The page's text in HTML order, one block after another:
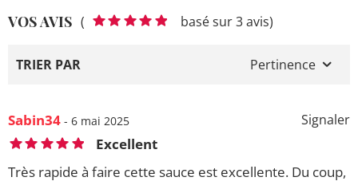
VOS AVIS ( basé sur 3 avis)
TRIER PAR Pertinence
Signaler
Sabin34 - 6 mai 2025
Excellent
Très rapide à faire cette sauce est excellente. Du coup,